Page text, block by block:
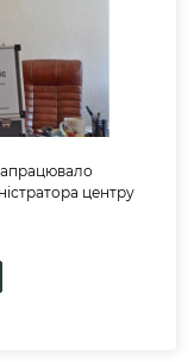
центру